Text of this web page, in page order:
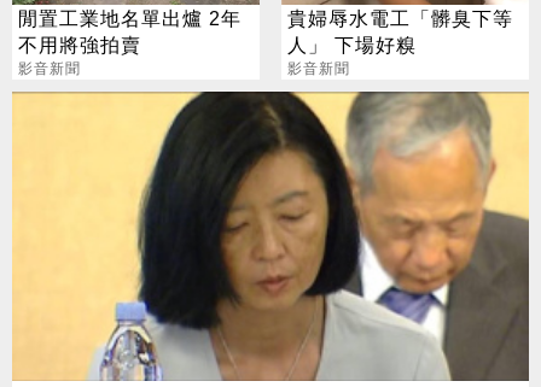
閒置工業地名單出爐 2年
不用將強拍賣
影音新聞
貴婦辱水電工「髒臭下等
人」 下場好糗
影音新聞